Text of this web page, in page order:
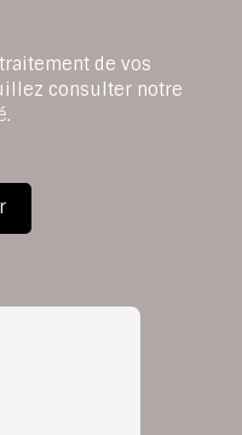
de vos
consulter notre
.